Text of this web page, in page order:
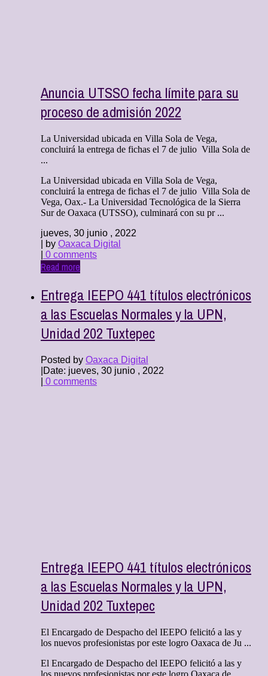
Anuncia UTSSO fecha límite para su
proceso de admisión 2022
La Universidad ubicada en Villa Sola de Vega,
concluirá la entrega de fichas el 7 de julio Villa Sola de
...
La Universidad ubicada en Villa Sola de Vega,
concluirá la entrega de fichas el 7 de julio Villa Sola de
Vega, Oax.- La Universidad Tecnológica de la Sierra
Sur de Oaxaca (UTSSO), culminará con su pr ...
jueves, 30 junio , 2022
| by Oaxaca Digital
0 comments
Read more
Entrega IEEPO 441 títulos electrónicos
a las Escuelas Normales y la UPN,
Unidad 202 Tuxtepec
Posted by Oaxaca Digital
Date: jueves, 30 junio , 2022
0 comments
Entrega IEEPO 441 títulos electrónicos
a las Escuelas Normales y la UPN,
Unidad 202 Tuxtepec
El Encargado de Despacho del IEEPO felicitó a las y
los nuevos profesionistas por este logro Oaxaca de Ju ...
El Encargado de Despacho del IEEPO felicitó a las y
los nuevos profesionistas por este logro Oaxaca de